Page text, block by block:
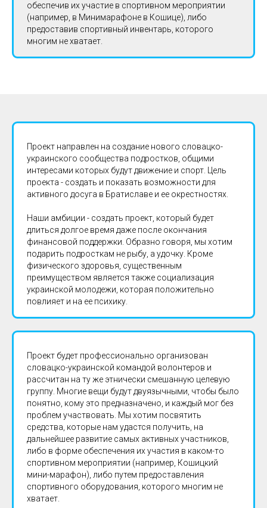
обеспечив их участие в спортивном мероприятии
(например, в Минимарафоне в Кошице), либо
предоставив спортивный инвентарь, которого
многим не хватает.
Проект направлен на создание нового словацко-
украинского сообщества подростков, общими
интересами которых будут движение и спорт. Цель
проекта - создать и показать возможности для
активного досуга в Братиславе и ее окрестностях.
Наши амбиции - создать проект, который будет
длиться долгое время даже после окончания
финансовой поддержки. Образно говоря, мы хотим
подарить подросткам не рыбу, а удочку. Кроме
физического здоровья, существенным
преимуществом является также социализация
украинской молодежи, которая положительно
повлияет и на ее психику.
Проект будет профессионально организован
словацко-украинской командой волонтеров и
рассчитан на ту же этнически смешанную целевую
группу. Многие вещи будут двуязычными, чтобы было
понятно, кому это предназначено, и каждый мог без
проблем участвовать. Мы хотим посвятить
средства, которые нам удастся получить, на
дальнейшее развитие самых активных участников,
либо в форме обеспечения их участия в каком-то
спортивном мероприятии (например, Кошицкий
мини-марафон), либо путем предоставления
спортивного оборудования, которого многим не
хватает.